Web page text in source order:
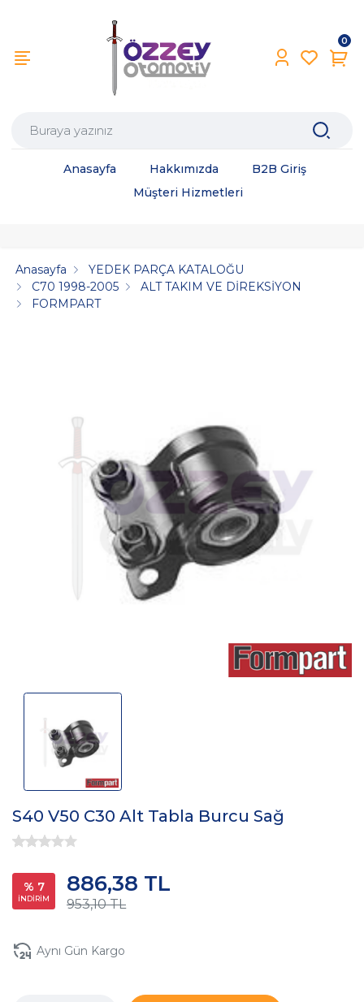
0
Anasayfa Hakkımızda
B2B Giriş
Müşteri Hizmetleri
Anasayfa
YEDEK PARÇA KATALOĞU
C70 1998-2005
ALT TAKIM VE DİREKSİYON
FORMPART
S40 V50 C30 Alt Tabla Burcu Sağ
% 7
İNDİRİM 953,10 TL
886,38 TL
Aynı Gün Kargo